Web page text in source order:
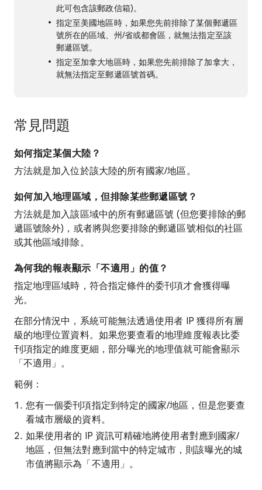
此可包含該郵政信箱)。
指定至美國地區時，如果您先前排除了某個郵遞區
號所在的區域、州/省或都會區，就無法指定至該
郵遞區號。
指定至加拿大地區時，如果您先前排除了加拿大，
就無法指定至郵遞區號首碼。
常見問題
如何指定某個大陸？
方法就是加入位於該大陸的所有國家/地區。
如何加入地理區域，但排除某些郵遞區號？
方法就是加入該區域中的所有郵遞區號 (但您要排除的郵
遞區號除外)，或者將與您要排除的郵遞區號相似的社區
或其他區域排除。
為何我的報表顯示「不適用」的值？
指定地理區域時，符合指定條件的委刊項才會獲得曝
光。
在部分情況中，系統可能無法透過使用者 IP 獲得所有層
級的地理位置資料。如果您要查看的地理維度報表比委
刊項指定的維度更細，部分曝光的地理值就可能會顯示
「不適用」。
範例：
您有一個委刊項指定到特定的國家/地區，但是您要查
看城市層級的資料。
如果使用者的 IP 資訊可精確地將使用者對應到國家/
地區，但無法對應到當中的特定城市，則該曝光的城
市值將顯示為「不適用」。